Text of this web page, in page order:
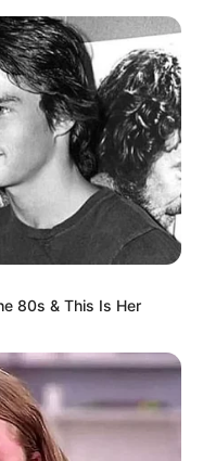
80s & This Is Her